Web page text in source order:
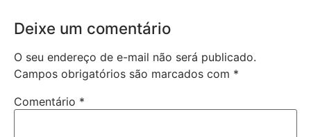
Deixe um comentário
O seu endereço de e-mail não será publicado.
Campos obrigatórios são marcados com *
Comentário *